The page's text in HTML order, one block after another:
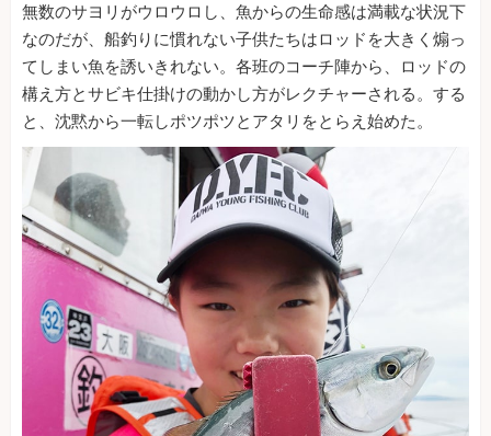
無数のサヨリがウロウロし、魚からの生命感は満載な状況下
なのだが、船釣りに慣れない子供たちはロッドを大きく煽っ
てしまい魚を誘いきれない。各班のコーチ陣から、ロッドの
構え方とサビキ仕掛けの動かし方がレクチャーされる。する
と、沈黙から一転しポツポツとアタリをとらえ始めた。